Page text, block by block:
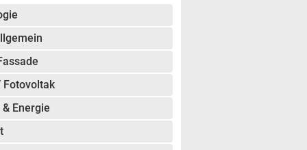
Fotovoltak
& Energie